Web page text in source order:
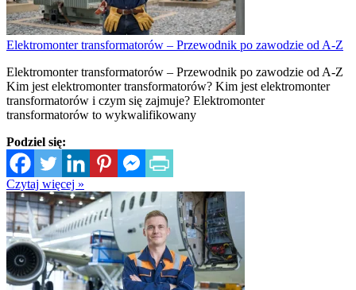
Elektromonter transformatorów – Przewodnik po zawodzie od A-Z
Elektromonter transformatorów – Przewodnik po zawodzie od A-Z
Kim jest elektromonter transformatorów? Kim jest elektromonter
transformatorów i czym się zajmuje? Elektromonter
transformatorów to wykwalifikowany
Podziel się:
Czytaj więcej »